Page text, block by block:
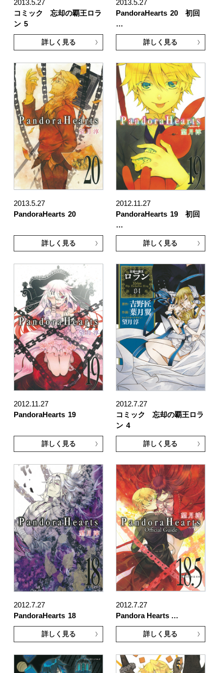
2013.5.27
コミック 忘却の覇王ロラ
ン 5
詳しく見る
2013.5.27
PandoraHearts 20 初回
…
詳しく見る
2013.5.27
PandoraHearts 20
詳しく見る
2012.11.27
PandoraHearts 19 初回
…
詳しく見る
2012.11.27
PandoraHearts 19
詳しく見る
2012.7.27
コミック 忘却の覇王ロラ
ン 4
詳しく見る
2012.7.27
PandoraHearts 18
詳しく見る
2012.7.27
Pandora Hearts …
詳しく見る